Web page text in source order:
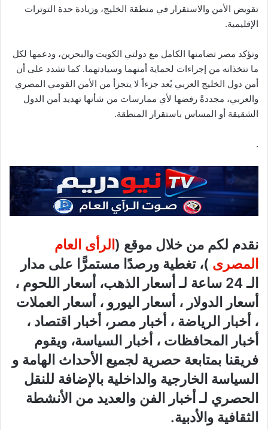
تقويض الأمن والاستقرار في منطقة الخليج، وزيادة حدة التوترات
الإقليمية.
وتؤكد مصر تضامنها الكامل مع دولتي الكويت والبحرين، ودعمها لكل
ما تتخذانه من إجراءات لحماية أمنهما وسيادتهما. كما تشدد على أن
أمن دول الخليج العربي يُعد جزءاً لا يتجزأ من الأمن القومي المصري
والعربي، مجددةً رفضها لأي ممارسات من شأنها تهديد أمن الدول
الشقيقة أو المساس باستقرار المنطقة.
.
نقدم لكم من خلال موقع ( الرأى العام
المصرى )، تغطية ورصدًا مستمرًّا على مدار
الـ 24 ساعة لـ أسعار الذهب، أسعار اللحوم ،
أسعار الدولار ، أسعار اليورو ، أسعار العملات
، أخبار الرياضة ، أخبار مصر، أخبار اقتصاد ،
أخبار المحافظات ، أخبار السياسة، ويقوم
فريقنا بمتابعة حصرية لجميع الأحداث الهامة و
السياسة الخارجية والداخلية بالإضافة للنقل
الحصري لـ أخبار الفن والعديد من الأنشطة
الثقافية والأدبية.